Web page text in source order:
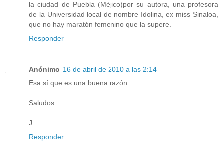
la ciudad de Puebla (Méjico)por su autora, una profesora
de la Universidad local de nombre Idolina, ex miss Sinaloa,
que no hay maratón femenino que la supere.
Responder
Anónimo 16 de abril de 2010 a las 2:14
Esa sí que es una buena razón.
Saludos
J.
Responder